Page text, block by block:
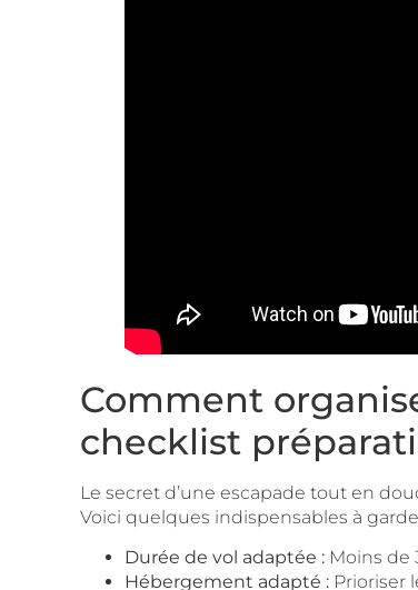
Comment
checklist
Le secret d’une escapade tout en
Voici quelques indispensables à
Durée de vol adaptée : Moins de
Hébergement adapté : Prioriser